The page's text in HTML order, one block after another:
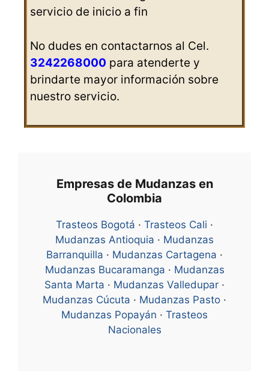
servicio de inicio a fin
No dudes en contactarnos al Cel.
3242268000 para atenderte y
brindarte mayor información sobre
nuestro servicio.
Empresas de Mudanzas en
Colombia
Trasteos Bogotá · Trasteos Cali ·
Mudanzas Antioquia · Mudanzas
Barranquilla · Mudanzas Cartagena ·
Mudanzas Bucaramanga · Mudanzas
Santa Marta · Mudanzas Valledupar ·
Mudanzas Cúcuta · Mudanzas Pasto ·
Mudanzas Popayán · Trasteos
Nacionales